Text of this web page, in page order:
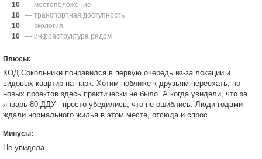
10
— местоположение
10
— транспортная доступность
10
— экология
10
— инфраструктура рядом
Плюсы:
КОД Сокольники понравился в первую очередь из-за локации и
видовых квартир на парк. Хотим поближе к друзьям переехать, но
новых проектов здесь практически не было. А когда увидели, что за
январь 80 ДДУ - просто убедились, что не ошиблись. Люди годами
ждали нормального жилья в этом месте, отсюда и спрос.
Минусы:
Не увидела